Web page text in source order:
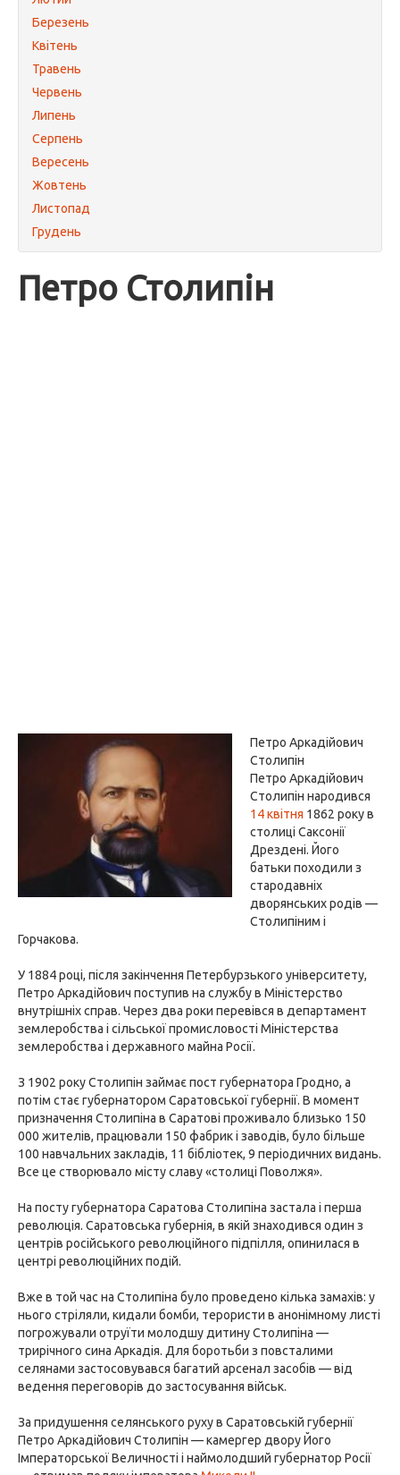
Березень
Квітень
Травень
Червень
Липень
Серпень
Вересень
Жовтень
Листопад
Грудень
Петро Столипін
Петро Аркадійович
Столипін
Петро Аркадійович
Столипін народився
14 квітня 1862 року в
столиці Саксонії
Дрездені. Його
батьки походили з
стародавніх
дворянських родів —
Столипіним і
Горчакова.
У 1884 році, після закінчення Петербурзького університету,
Петро Аркадійович поступив на службу в Міністерство
внутрішніх справ. Через два роки перевівся в департамент
землеробства і сільської промисловості Міністерства
землеробства і державного майна Росії.
З 1902 року Столипін займає пост губернатора Гродно, а
потім стає губернатором Саратовської губернії. В момент
призначення Столипіна в Саратові проживало близько 150
000 жителів, працювали 150 фабрик і заводів, було більше
100 навчальних закладів, 11 бібліотек, 9 періодичних видань.
Все це створювало місту славу «столиці Поволжя».
На посту губернатора Саратова Столипіна застала і перша
революція. Саратовська губернія, в якій знаходився один з
центрів російського революційного підпілля, опинилася в
центрі революційних подій.
Вже в той час на Столипіна було проведено кілька замахів: у
нього стріляли, кидали бомби, терористи в анонімному листі
погрожували отруїти молодшу дитину Столипіна —
трирічного сина Аркадія. Для боротьби з повсталими
селянами застосовувався багатий арсенал засобів — від
ведення переговорів до застосування військ.
За придушення селянського руху в Саратовській губернії
Петро Аркадійович Столипін — камергер двору Його
Імператорської Величності і наймолодший губернатор Росії